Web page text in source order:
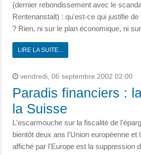
(dernier rebondissement avec le
Rentenanstalt) : qu'est-ce qui justifie
? Rien, ni sur le plan économique, ni
LIRE LA SUITE...
vendredi, 06 septembre 2002 02:00
Paradis financiers :
la Suisse
L'escarmouche sur la fiscalité de
bientôt deux ans l'Union européenne et
affiché par l'Europe est la suppression